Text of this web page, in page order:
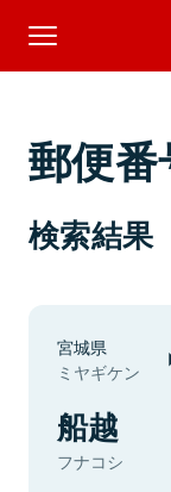
郵便
検索結果
宮城県
ミヤギケン
船越
フナコシ